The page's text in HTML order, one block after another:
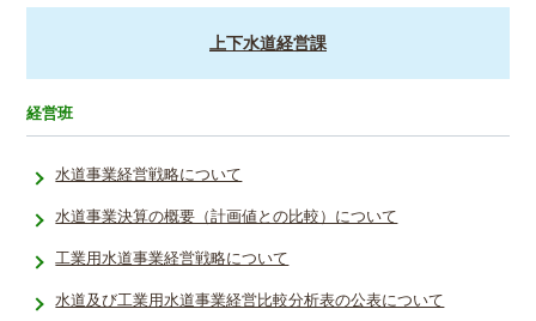
上下水道経営課
経営班
水道事業経営戦略について
水道事業決算の概要（計画値との比較）について
工業用水道事業経営戦略について
水道及び工業用水道事業経営比較分析表の公表について